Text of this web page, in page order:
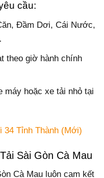
cầu:
Đầm Dơi, Cái Nước,
theo giờ hành chính
máy hoặc xe tải nhỏ tại
34 Tỉnh Thành (Mới)
Sài Gòn Cà Mau
Cà Mau luôn cam kết